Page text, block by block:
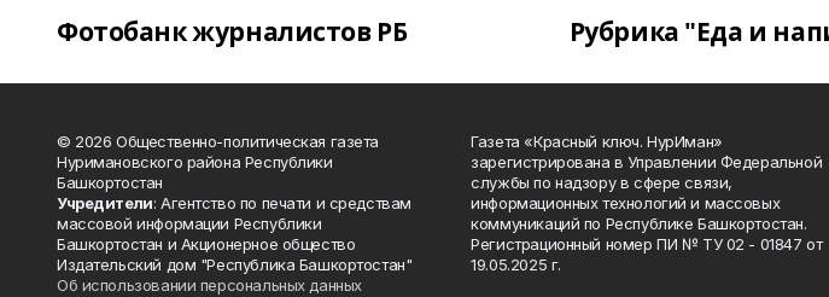
Фотобанк журналистов РБ Рубрика "Еда и
© 2026 Общественно-политическая газета
Нуримановского района Республики
Башкортостан
Учредители: Агентство по печати и средствам
массовой информации Республики
Башкортостан и Акционерное общество
Издательский дом "Республика Башкортостан"
Об использовании персональных данных
Газета «Красный ключ. НурИман»
зарегистрирована в Управлении Федеральной
службы по надзору в сфере связи,
информационных технологий и массовых
коммуникаций по Республике Башкортостан.
Регистрационный номер ПИ № ТУ 02 - 01847 от
19.05.2025 г.